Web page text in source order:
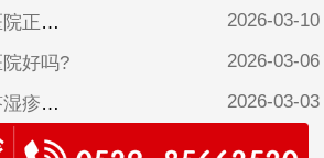
青岛金肤康皮肤病医院正规吗? 2026-03-10
好吗? 2026-03-06
青岛金肤康医院解答湿疹怎样治疗? 2026-03-03
青岛金肤康皮肤病医院靠谱吗?